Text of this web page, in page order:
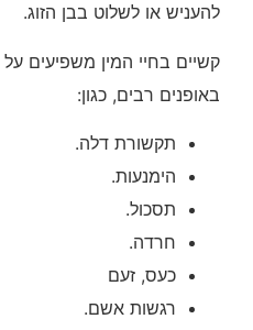
להעניש או לשלוט בבן הזוג.
קשיים בחיי המין משפיעים
באופנים רבים, כגון:
תקשורת דלה.
הימנעות.
תסכול.
חרדה.
כעס, זעם
רגשות אשם.